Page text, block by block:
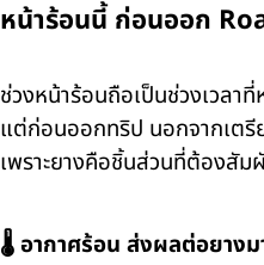
หน้าร้อนนี้ ก่อนออก
ช่วงหน้าร้อนถือเป็นช่วงเวลา
แต่ก่อนออกทริป นอกจากเตรี
เพราะยางคือชิ้นส่วนที่ต้องสั
🌡️ อากาศร้อน ส่งผลต่อยาง